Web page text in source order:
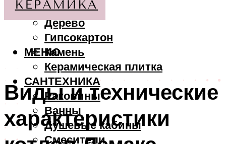
МАТЕРИАЛЫ
Дерево
Гипсокартон
Камень
Керамическая плитка
САНТЕХНИКА
Раковины
Ванны
Душевые кабины
Смесители
МЕНЮ
Виды и технические
характеристики